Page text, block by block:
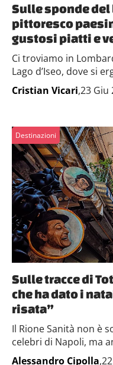
Sulle sponde del
pittoresco
gustosi piatti e
Ci troviamo in
Lago d’Iseo, dove si
Cristian Vicari,23 Giu
Destinazioni
Sulle tracce di
che ha dato i
risata”
Il Rione Sanità non è
celebri di Napoli, ma
Alessandro Cipolla